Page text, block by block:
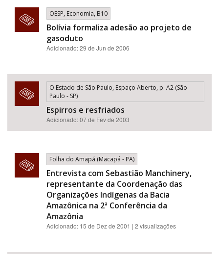
OESP, Economia, B10
Bolívia formaliza adesão ao projeto de
gasoduto
Adicionado: 29 de Jun de 2006
O Estado de São Paulo, Espaço Aberto, p. A2 (São
Paulo - SP)
Espirros e resfriados
Adicionado: 07 de Fev de 2003
Folha do Amapá (Macapá - PA)
Entrevista com Sebastião Manchinery,
representante da Coordenação das
Organizações Indígenas da Bacia
Amazônica na 2ª Conferência da
Amazônia
Adicionado: 15 de Dez de 2001 | 2 visualizações